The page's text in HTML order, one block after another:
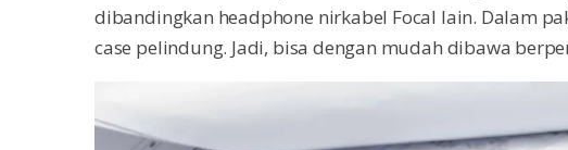
dibandingkan headphone nirkabel Focal lain. Dalam
case pelindung. Jadi, bisa dengan mudah dibawa